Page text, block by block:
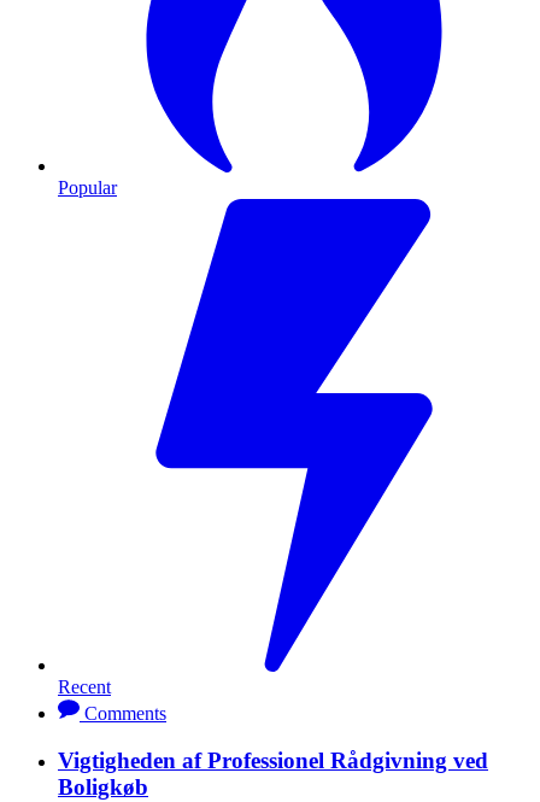
Popular
Recent
Comments
Vigtigheden af Professionel Rådgivning ved
Boligkøb